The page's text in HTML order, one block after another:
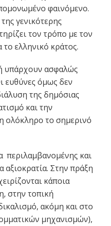
φαινόμενο.
γενικότερης
τον τρόπο με τον
ελληνικό κράτος.
υπάρχουν ασφαλώς
ευθύνες όμως δεν
της δημόσιας
και την
ολόκληρο το σημερινό
περιλαμβανομένης και
αξιοκρατία. Στην πράξη
κάποια
στην τοπική
ακόμη και στο
μηχανισμών),